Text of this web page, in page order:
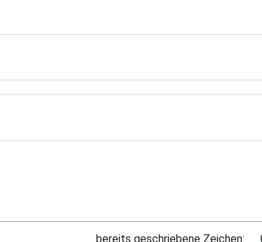
bereits geschriebene Zeichen: